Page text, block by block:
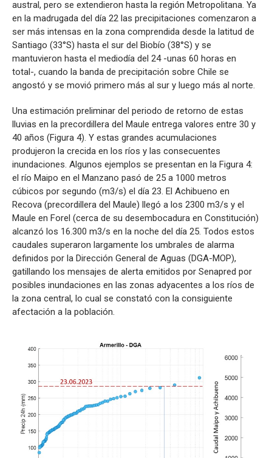
austral, pero se extendieron hasta la región Metropolitana. Ya
en la madrugada del día 22 las precipitaciones comenzaron a
ser más intensas en la zona comprendida desde la latitud de
Santiago (33°S) hasta el sur del Biobío (38°S) y se
mantuvieron hasta el mediodía del 24 -unas 60 horas en
total-, cuando la banda de precipitación sobre Chile se
angostó y se movió primero más al sur y luego más al norte.
Una estimación preliminar del periodo de retorno de estas
lluvias en la precordillera del Maule entrega valores entre 30 y
40 años (Figura 4). Y estas grandes acumulaciones
produjeron la crecida en los ríos y las consecuentes
inundaciones. Algunos ejemplos se presentan en la Figura 4:
el río Maipo en el Manzano pasó de 25 a 1000 metros
cúbicos por segundo (m3/s) el día 23. El Achibueno en
Recova (precordillera del Maule) llegó a los 2300 m3/s y el
Maule en Forel (cerca de su desembocadura en Constitución)
alcanzó los 16.300 m3/s en la noche del día 25. Todos estos
caudales superaron largamente los umbrales de alarma
definidos por la Dirección General de Aguas (DGA-MOP),
gatillando los mensajes de alerta emitidos por Senapred por
posibles inundaciones en las zonas adyacentes a los ríos de
la zona central, lo cual se constató con la consiguiente
afectación a la población.